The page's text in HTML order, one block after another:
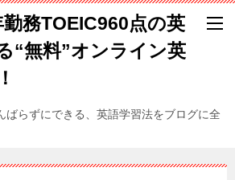
務TOEIC960点の英
“無料”オンライン英
ばらずにできる、英語学習法をブログに全